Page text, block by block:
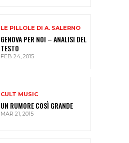
LE PILLOLE DI A. SALERNO
GENOVA PER NOI – ANALISI DEL
TESTO
FEB 24, 2015
CULT MUSIC
UN RUMORE COSÌ GRANDE
MAR 21, 2015